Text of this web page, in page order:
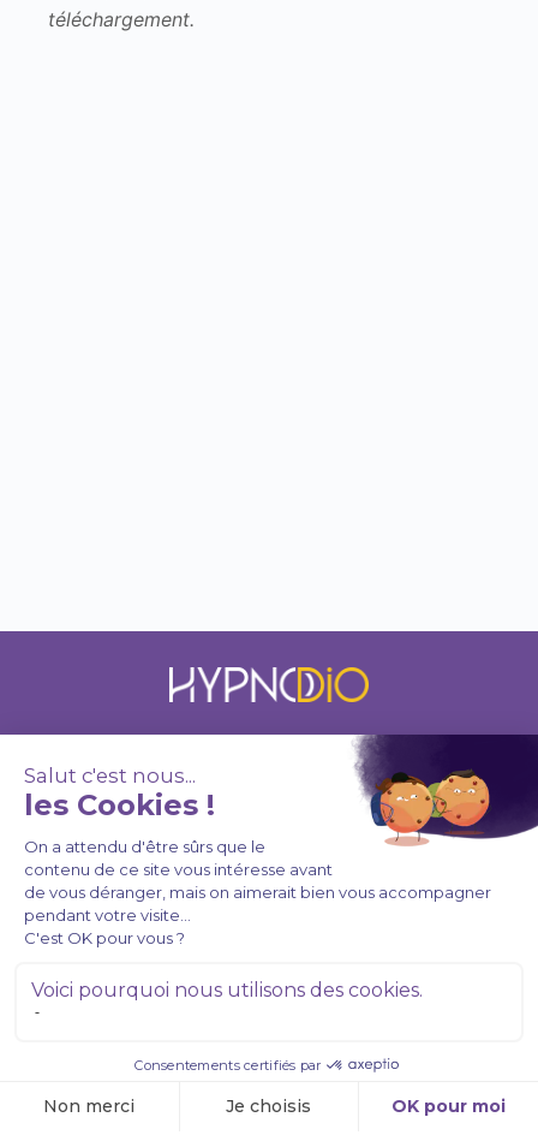
téléchargement.
À PROPOS DE NOUS
Coffrets
Programmes
Audios
CONTACT
Connexion